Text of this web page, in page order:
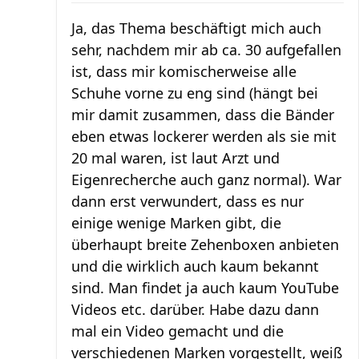
Ja, das Thema beschäftigt mich auch
sehr, nachdem mir ab ca. 30 aufgefallen
ist, dass mir komischerweise alle
Schuhe vorne zu eng sind (hängt bei
mir damit zusammen, dass die Bänder
eben etwas lockerer werden als sie mit
20 mal waren, ist laut Arzt und
Eigenrecherche auch ganz normal). War
dann erst verwundert, dass es nur
einige wenige Marken gibt, die
überhaupt breite Zehenboxen anbieten
und die wirklich auch kaum bekannt
sind. Man findet ja auch kaum YouTube
Videos etc. darüber. Habe dazu dann
mal ein Video gemacht und die
verschiedenen Marken vorgestellt, weiß